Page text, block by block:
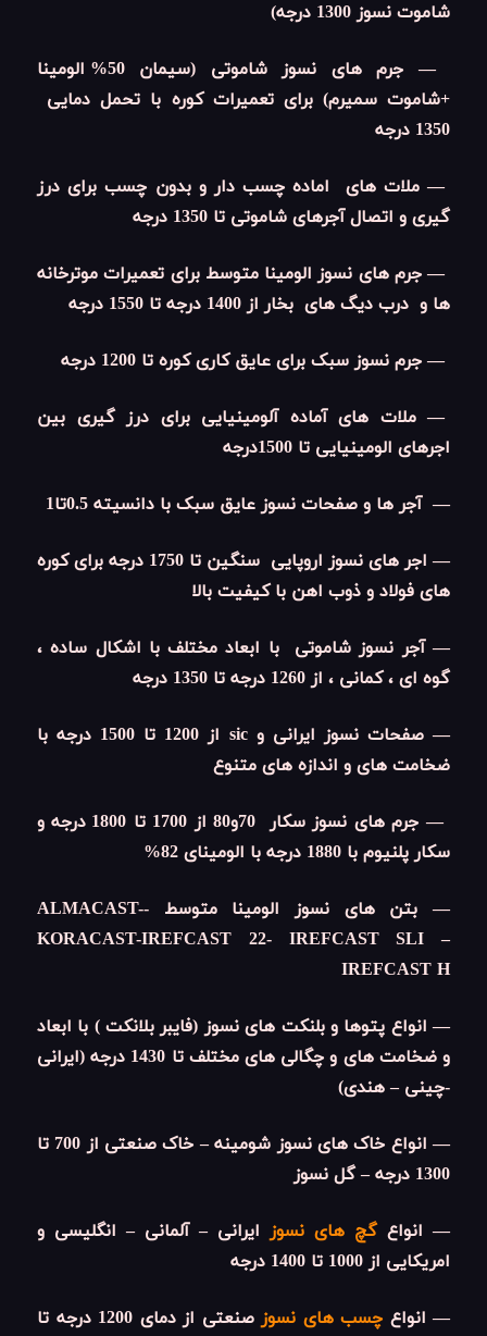
شاموت نسوز 1300 درجه)
— جرم های نسوز شاموتی (سیمان 50% الومینا
+شاموت سمیرم) برای تعمیرات کوره با تحمل دمایی
1350 درجه
— ملات های اماده چسب دار و بدون چسب برای درز
گیری و اتصال آجرهای شاموتی تا 1350 درجه
— جرم های نسوز الومینا متوسط برای تعمیرات موترخانه
ها و درب دیگ های بخار از 1400 درجه تا 1550 درجه
— جرم نسوز سبک برای عایق کاری کوره تا 1200 درجه
— ملات های آماده آلومینیایی برای درز گیری بین
اجرهای الومینیایی تا 1500درجه
— آجر ها و صفحات نسوز عایق سبک با دانسیته 0.5تا1
— اجر های نسوز اروپایی سنگین تا 1750 درجه برای کوره
های فولاد و ذوب اهن با کیفیت بالا
— آجر نسوز شاموتی با ابعاد مختلف با اشکال ساده ،
گوه ای ، کمانی ، از 1260 درجه تا 1350 درجه
— صفحات نسوز ایرانی و sic از 1200 تا 1500 درجه با
ضخامت های و اندازه های متنوع
— جرم های نسوز سکار 70و80 از 1700 تا 1800 درجه و
سکار پلنیوم با 1880 درجه با الومینای 82%
— بتن های نسوز الومینا متوسط -ALMACAST-
KORACAST-IREFCAST 22- IREFCAST SLI –
IREFCAST H
— انواع پتوها و بلنکت های نسوز (فایبر بلانکت ) با ابعاد
و ضخامت های و چگالی های مختلف تا 1430 درجه (ایرانی
-چینی – هندی)
— انواع خاک های نسوز شومینه – خاک صنعتی از 700 تا
1300 درجه – گل نسوز
— انواع گچ های نسوز ایرانی – آلمانی – انگلیسی و
امریکایی از 1000 تا 1400 درجه
— انواع چسب های نسوز صنعتی از دمای 1200 درجه تا